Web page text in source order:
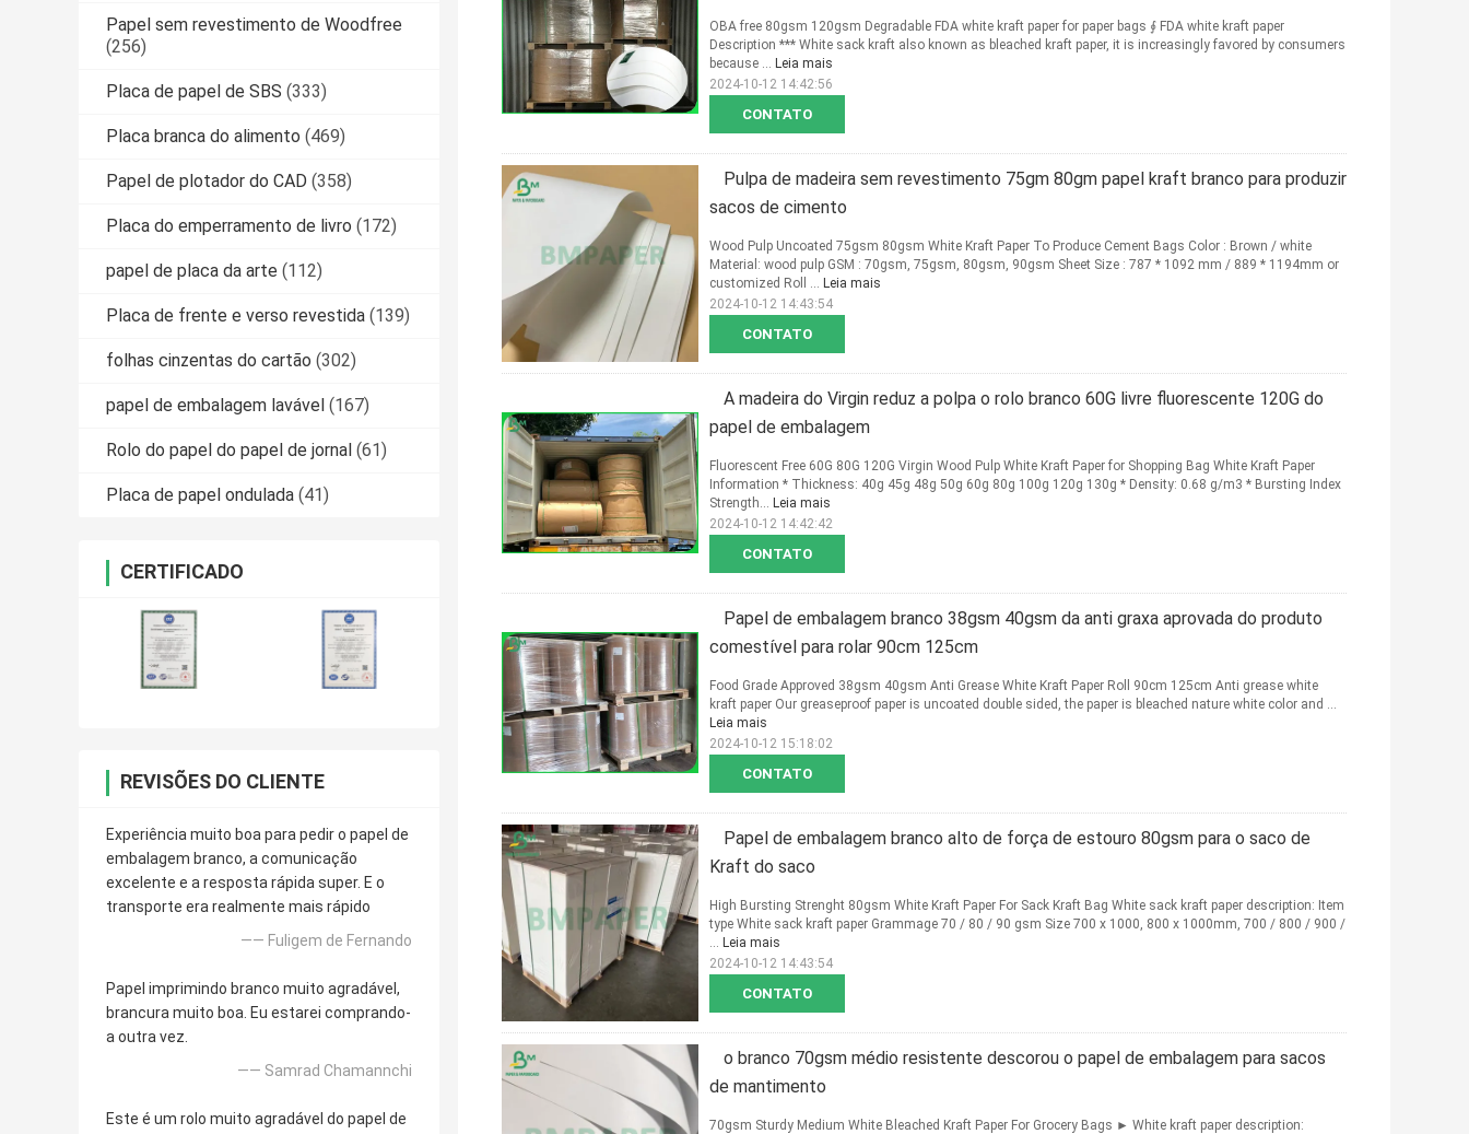
Papel sem revestimento de Woodfree
(256)
Placa de papel de SBS (333)
Placa branca do alimento (469)
Papel de plotador do CAD (358)
Placa do emperramento de livro (172)
papel de placa da arte (112)
Placa de frente e verso revestida (139)
folhas cinzentas do cartão (302)
papel de embalagem lavável (167)
Rolo do papel do papel de jornal (61)
Placa de papel ondulada (41)
CERTIFICADO
REVISÕES DO CLIENTE
Experiência muito boa para pedir o papel de
embalagem branco, a comunicação
excelente e a resposta rápida super. E o
transporte era realmente mais rápido
—— Fuligem de Fernando
Papel imprimindo branco muito agradável,
brancura muito boa. Eu estarei comprando-
a outra vez.
—— Samrad Chamannchi
Este é um rolo muito agradável do papel de
CONTATO
OBA free 80gsm 120gsm Degradable FDA white kraft paper for paper bags ∮ FDA white kraft paper
Description *** White sack kraft also known as bleached kraft paper, it is increasingly favored by consumers
because ... Leia mais
2024-10-12 14:42:56
Pulpa de madeira sem revestimento 75gm 80gm papel kraft branco para produzir
sacos de cimento
CONTATO
Wood Pulp Uncoated 75gsm 80gsm White Kraft Paper To Produce Cement Bags Color : Brown / white
Material: wood pulp GSM : 70gsm, 75gsm, 80gsm, 90gsm Sheet Size : 787 * 1092 mm / 889 * 1194mm or
customized Roll ... Leia mais
2024-10-12 14:43:54
A madeira do Virgin reduz a polpa o rolo branco 60G livre fluorescente 120G do
papel de embalagem
CONTATO
Fluorescent Free 60G 80G 120G Virgin Wood Pulp White Kraft Paper for Shopping Bag White Kraft Paper
Information * Thickness: 40g 45g 48g 50g 60g 80g 100g 120g 130g * Density: 0.68 g/m3 * Bursting Index
Strength... Leia mais
2024-10-12 14:42:42
Papel de embalagem branco 38gsm 40gsm da anti graxa aprovada do produto
comestível para rolar 90cm 125cm
CONTATO
Food Grade Approved 38gsm 40gsm Anti Grease White Kraft Paper Roll 90cm 125cm Anti grease white
kraft paper Our greaseproof paper is uncoated double sided, the paper is bleached nature white color and ...
Leia mais
2024-10-12 15:18:02
Papel de embalagem branco alto de força de estouro 80gsm para o saco de
Kraft do saco
CONTATO
High Bursting Strenght 80gsm White Kraft Paper For Sack Kraft Bag White sack kraft paper description: Item
type White sack kraft paper Grammage 70 / 80 / 90 gsm Size 700 x 1000, 800 x 1000mm, 700 / 800 / 900 /
... Leia mais
2024-10-12 14:43:54
o branco 70gsm médio resistente descorou o papel de embalagem para sacos
de mantimento
70gsm Sturdy Medium White Bleached Kraft Paper For Grocery Bags ► White kraft paper description: